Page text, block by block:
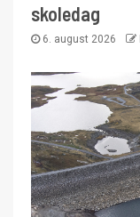
skoledag
6. august 2026